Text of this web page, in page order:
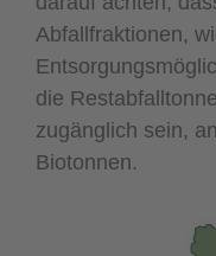
Abfallfraktionen,
die
zugänglich sein,
Biotonnen.